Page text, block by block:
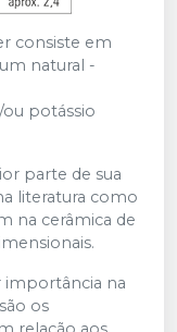
consiste em
natural -
potássio
parte de sua
literatura como
na cerâmica de
importância na
os